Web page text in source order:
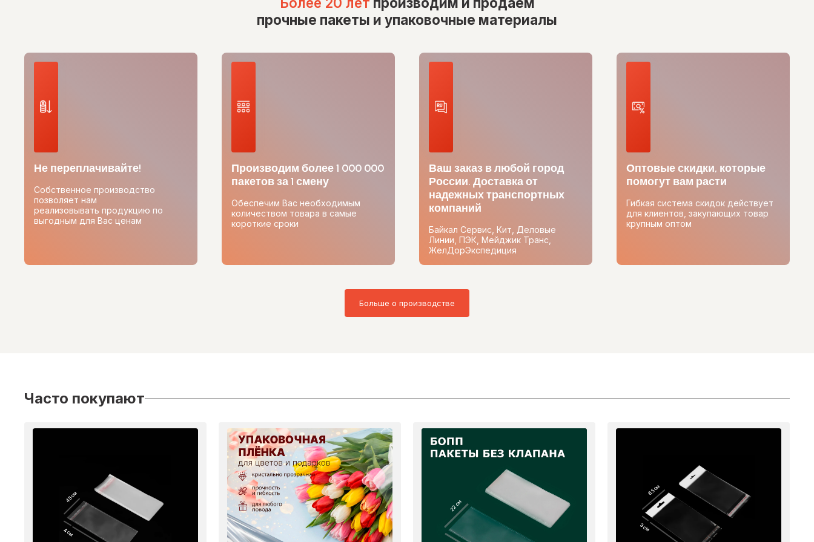
прочные пакеты и упаковочные материалы
Не переплачивайте!
Собственное производство
позволяет нам
реализовывать продукцию по
выгодным для Вас ценам
Производим более 1 000 000
пакетов за 1 смену
Обеспечим Вас необходимым
количеством товара в самые
короткие сроки
Ваш заказ в любой город
России. Доставка от
надежных транспортных
компаний
Байкал Сервис, Кит, Деловые
Линии, ПЭК, Мейджик Транс,
ЖелДорЭкспедиция
Оптовые скидки, которые
помогут вам расти
Гибкая система скидок действует
для клиентов, закупающих товар
крупным оптом
Больше о производстве
Часто покупают
45 см
4 см
22 см
6.5 см
3 см